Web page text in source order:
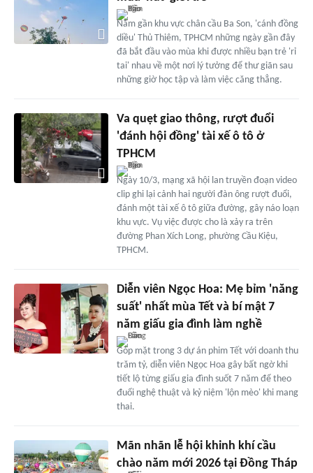
Nằm gần khu vực chân cầu Ba Son, 'cánh đồng
diều' Thủ Thiêm, TPHCM những ngày gần đây
đã bắt đầu vào mùa khi được nhiều bạn trẻ 'rỉ
tai' nhau về một nơi lý tưởng để thư giãn sau
những giờ học tập và làm việc căng thẳng.
Va quẹt giao thông, rượt đuổi
'đánh hội đồng' tài xế ô tô ở
TPHCM
Ngày 10/3, mạng xã hội lan truyền đoạn video
clip ghi lại cảnh hai người đàn ông rượt đuổi,
đánh một tài xế ô tô giữa đường, gây náo loạn
khu vực. Vụ việc được cho là xảy ra trên
đường Phan Xích Long, phường Cầu Kiệu,
TPHCM.
Diễn viên Ngọc Hoa: Mẹ bỉm 'năng
suất' nhất mùa Tết và bí mật 7
năm giấu gia đình làm nghề
Góp mặt trong 3 dự án phim Tết với doanh thu
trăm tỷ, diễn viên Ngọc Hoa gây bất ngờ khi
tiết lộ từng giấu gia đình suốt 7 năm để theo
đuổi nghệ thuật và kỷ niệm 'lộn mèo' khi mang
thai.
Mãn nhãn lễ hội khinh khí cầu
chào năm mới 2026 tại Đồng Tháp